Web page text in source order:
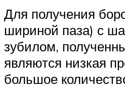
Для получения
шириной паза) с
зубилом,
являются низкая
большое